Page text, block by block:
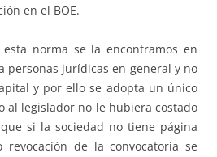
en el BOE.
norma se la encontramos en
personas jurídicas en general y no
y por ello se adopta un único
al legislador no le hubiera costado
si la sociedad no tiene página
de la convocatoria se